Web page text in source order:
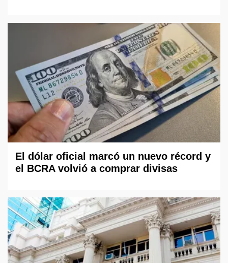
El dólar oficial marcó un nuevo récord y
el BCRA volvió a comprar divisas